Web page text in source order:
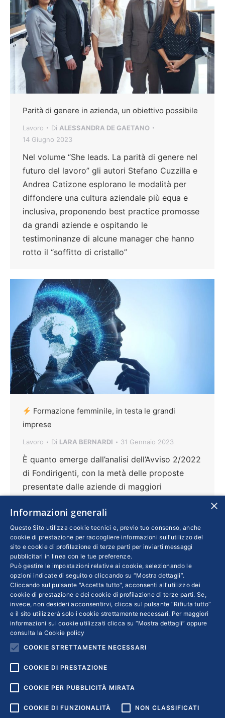
Parità di genere in azienda, un obiettivo possibile
Lavoro Di ALESSANDRA DE GAETANO
14 Giugno 2023
Nel volume “She leads. La parità di genere nel
futuro del lavoro” gli autori Stefano Cuzzilla e
Andrea Catizone esplorano le modalità per
diffondere una cultura aziendale più equa e
inclusiva, proponendo best practice promosse
da grandi aziende e ospitando le
testimoninanze di alcune manager che hanno
rotto il “soffitto di cristallo”
Formazione femminile, in testa le grandi
imprese
Lavoro Di LARA BERNARDI 31 Gennaio 2023
È quanto emerge dall’analisi dell’Avviso 2/2022
di Fondirigenti, con la metà delle proposte
presentate dalle aziende di maggiori
resi noti nelle prossime settimane. Fra le
regioni, l’Emilia Romagna è quella più attiva,
seguita dalla Lombardia e dal Veneto. In lieve
ripresa il Sud. Il Dg Massimo Sabatini: “La
scelta di dedicare un Avviso esclusivamente
alle donne manager, il primo del genere per
Fondirigenti, va a coprire un tema di grande
attualità”
1
×
Informazioni generali
Questo Sito utilizza cookie tecnici e, previo tuo consenso, anche
cookie di prestazione per raccogliere informazioni sull’utilizzo del
sito e cookie di profilazione di terze parti per inviarti messaggi
pubblicitari in linea con le tue preferenze.
Può gestire le impostazioni relative ai cookie, selezionando le
opzioni indicate di seguito o cliccando su “Mostra dettagli”.
Cliccando sul pulsante "Accetta tutto", acconsenti all'utilizzo dei
cookie di prestazione e dei cookie di profilazione di terze parti. Se,
invece, non desideri acconsentirvi, clicca sul pulsante “Rifiuta tutto”
e il sito utilizzerà solo i cookie strettamente necessari. Per maggiori
informazioni sui cookie utilizzati clicca su “Mostra dettagli” oppure
consulta la Cookie policy
COOKIE STRETTAMENTE NECESSARI
COOKIE DI PRESTAZIONE
COOKIE PER PUBBLICITÀ MIRATA
COOKIE DI FUNZIONALITÀ NON CLASSIFICATI